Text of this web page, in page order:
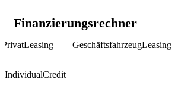
Finanzierungsrechner
PrivatLeasing GeschäftsfahrzeugLeasing
IndividualCredit